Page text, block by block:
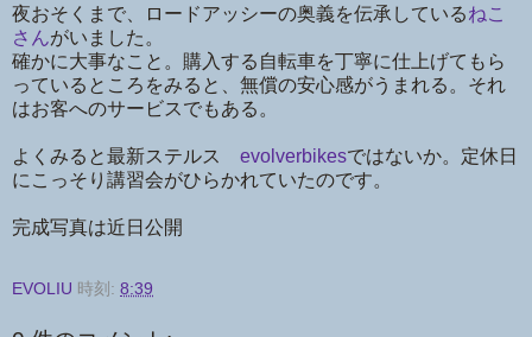
夜おそくまで、ロードアッシーの奥義を伝承しているねこ
さんがいました。
確かに大事なこと。購入する自転車を丁寧に仕上げてもら
っているところをみると、無償の安心感がうまれる。それ
はお客へのサービスでもある。
よくみると最新ステルス evolverbikesではないか。定休日
にこっそり講習会がひらかれていたのです。
完成写真は近日公開
EVOLIU 時刻: 8:39